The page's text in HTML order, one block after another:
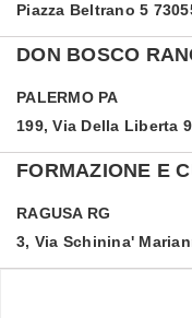
Piazza Beltrano 5
DON BOSCO
PALERMO PA
199, Via Della Liberta
FORMAZIONE E
RAGUSA RG
3, Via Schinina'